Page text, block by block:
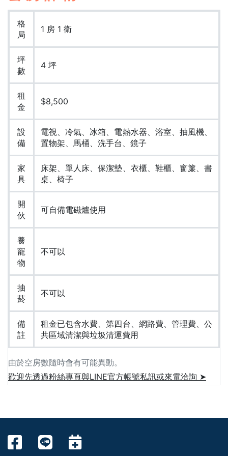
由於空房數隨時會有可能異動。
歡迎先透過粉絲專頁與LINE官方帳號私訊或來電洽詢 ➤
格
局
1 房 1 衛
坪
數
4 坪
租
金
$8,500
設
備
電視、冷氣、冰箱、電熱水器、浴室、抽風機、
置物架、馬桶、洗手台、鏡子
家
具
床架、單人床、保潔墊、衣櫃、鞋櫃、窗簾、書
桌、椅子
開
伙
可自備電磁爐使用
養
寵
物
不可以
抽
菸
不可以
備
註
租金已包含水費、第四台、網路費、管理費、公
共區域清潔與垃圾清運費用